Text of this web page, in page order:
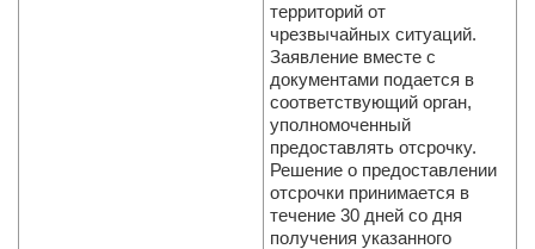
территорий от
чрезвычайных ситуаций.
Заявление вместе с
документами подается в
соответствующий орган,
уполномоченный
предоставлять отсрочку.
Решение о предоставлении
отсрочки принимается в
течение 30 дней со дня
получения указанного